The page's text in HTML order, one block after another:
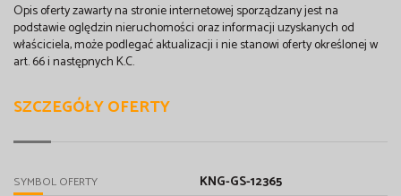
Opis oferty zawarty na stronie internetowej sporządzany jest na
podstawie oględzin nieruchomości oraz informacji uzyskanych od
właściciela, może podlegać aktualizacji i nie stanowi oferty określonej w
art. 66 i następnych K.C.
SZCZEGÓŁY OFERTY
SYMBOL OFERTY KNG-GS-12365